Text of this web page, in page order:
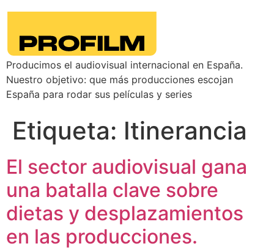
Producimos el audiovisual internacional en España.
Nuestro objetivo: que más producciones escojan
España para rodar sus películas y series
Etiqueta: Itinerancia
El sector audiovisual gana
una batalla clave sobre
dietas y desplazamientos
en las producciones.